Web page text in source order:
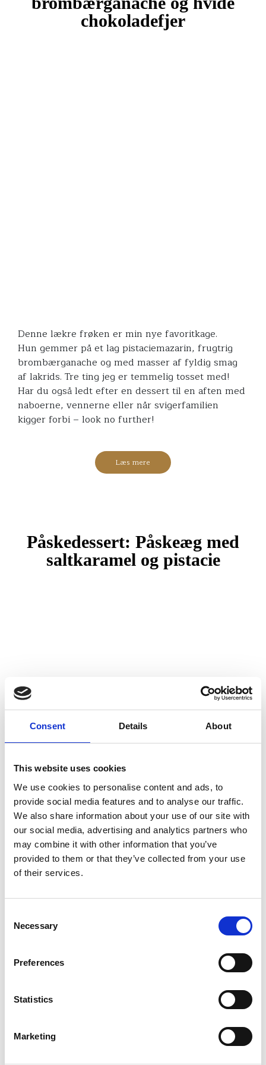
Consent Details About
This website uses cookies
We use cookies to personalise content and ads, to
provide social media features and to analyse our traffic.
We also share information about your use of our site with
our social media, advertising and analytics partners who
may combine it with other information that you’ve
provided to them or that they’ve collected from your use
of their services.
Selection
Necessary
Preferences
Statistics
Marketing
chokoladefjer
Denne lækre frøken er min nye favoritkage.
Hun gemmer på et lag pistaciemazarin, frugtrig
brombærganache og med masser af fyldig smag
af lakrids. Tre ting jeg er temmelig tosset med!
Har du også ledt efter en dessert til en aften med
naboerne, vennerne eller når svigerfamilien
kigger forbi – look no further!
Læs mere
Påskedessert: Påskeæg med
saltkaramel og pistacie
Hvad er en påskefrokost uden påskeæg og shots
sætte på bordet til årets påskefrokost. Et dejligt
påskeæg med den lækre karamel smag fra Råstoff
Salty Carmel. Påskeægget kræver blot en smule
tålmodighed og en masse kærlighed.